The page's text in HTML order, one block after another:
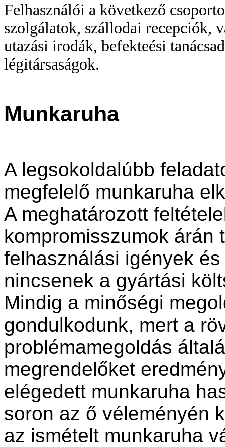
Felhasználói a következő
szolgálatok, szállodai recepciók,
utazási irodák, befekteési
légitársaságok.
Munkaruha
A legsokoldalúbb
megfelelő munkaruha
A meghatározott
kompromisszumok árán
felhasználási igények
nincsenek a gyártási
Mindig a minőségi
gondulkodunk, mert a
problémamegoldás
megrendelőket
elégedett munkaruha
soron az ő véleményén
az ismételt munkaruha